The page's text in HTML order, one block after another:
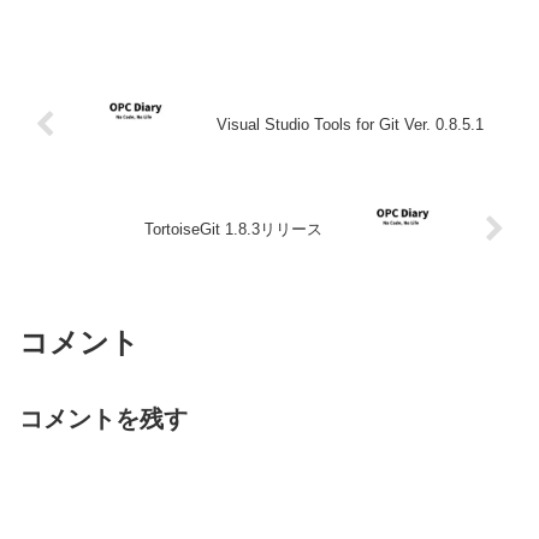
Visual Studio Tools for Git Ver. 0.8.5.1
TortoiseGit 1.8.3リリース
コメント
コメントを残す